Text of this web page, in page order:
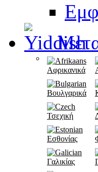
Αφρικανικά
Βουλγαρικά
Τσεχική
Εσθονίας
Γαλικίας